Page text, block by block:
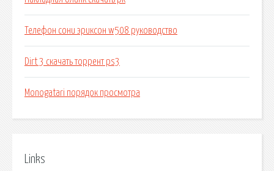
Телефон сони эриксон w508 руководство
Dirt 3 скачать торрент ps3
Monogatari порядок просмотра
Links